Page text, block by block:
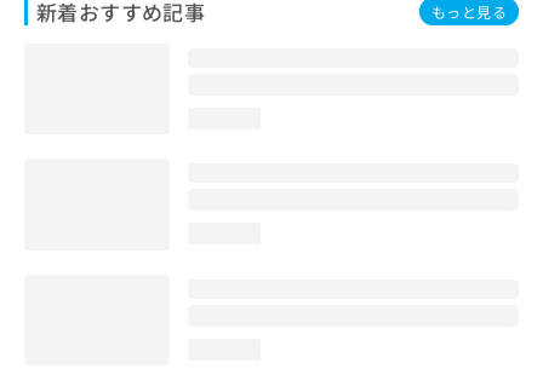
新着おすすめ記事 もっと見る
お